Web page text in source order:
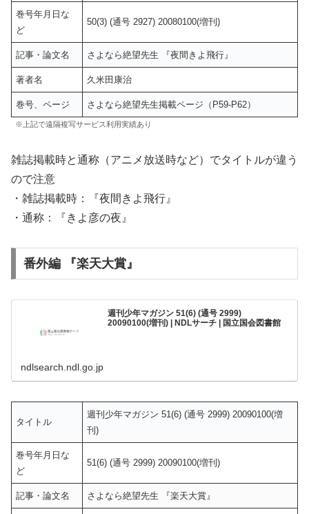
巻号年月日な
ど
50(3) (通号 2927) 20080100(増刊)
記事・論文名 さよなら絶望先生 『夜間きよ飛行』
著者名 久米田康治
巻号、ページ さよなら絶望先生掲載ページ（P59-P62）
※上記で遠隔複写サービス利用実績あり
雑誌掲載時と通称（アニメ放送時など）でタイトルが違う
ので注意
・雑誌掲載時：『夜間きよ飛行』
・通称：『きよ彦の夜』
番外編 『楽天大賞』
週刊少年マガジン 51(6) (通号 2999)
20090100(増刊) | NDLサーチ | 国立国会図書館
ndlsearch.ndl.go.jp
タイトル
週刊少年マガジン 51(6) (通号 2999) 20090100(増
刊)
巻号年月日な
ど
51(6) (通号 2999) 20090100(増刊)
記事・論文名 さよなら絶望先生 『楽天大賞』